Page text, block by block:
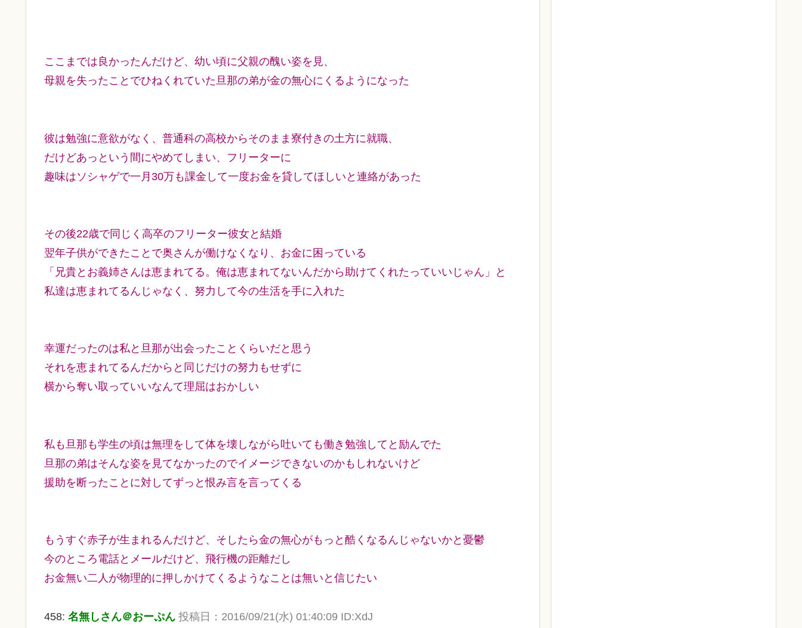
ここまでは良かったんだけど、幼い頃に父親の醜い姿を見、
母親を失ったことでひねくれていた旦那の弟が金の無心にくるようになった
彼は勉強に意欲がなく、普通科の高校からそのまま寮付きの土方に就職、
だけどあっという間にやめてしまい、フリーターに
趣味はソシャゲで一月30万も課金して一度お金を貸してほしいと連絡があった
その後22歳で同じく高卒のフリーター彼女と結婚
翌年子供ができたことで奥さんが働けなくなり、お金に困っている
「兄貴とお義姉さんは恵まれてる。俺は恵まれてないんだから助けてくれたっていいじゃん」と
私達は恵まれてるんじゃなく、努力して今の生活を手に入れた
幸運だったのは私と旦那が出会ったことくらいだと思う
それを恵まれてるんだからと同じだけの努力もせずに
横から奪い取っていいなんて理屈はおかしい
私も旦那も学生の頃は無理をして体を壊しながら吐いても働き勉強してと励んでた
旦那の弟はそんな姿を見てなかったのでイメージできないのかもしれないけど
援助を断ったことに対してずっと恨み言を言ってくる
もうすぐ赤子が生まれるんだけど、そしたら金の無心がもっと酷くなるんじゃないかと憂鬱
今のところ電話とメールだけど、飛行機の距離だし
お金無い二人が物理的に押しかけてくるようなことは無いと信じたい
458: 名無しさん＠おーぷん 投稿日：2016/09/21(水) 01:40:09 ID:XdJ